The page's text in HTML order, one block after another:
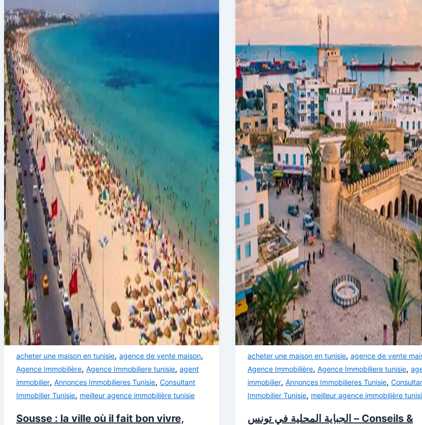
acheter une maison en tunisie, agence de vente maison,
Agence Immobilière, Agence Immobiliere tunisie, agent
immobilier, Annonces Immobilieres Tunisie, Consultant
Immobilier Tunisie, meilleur agence immobilière tunisie
Sousse : la ville où il fait bon vivre,
acheter une maison en tunisie, agence de vente
Agence Immobilière, Agence Immobiliere tunisie,
immobilier, Annonces Immobilieres Tunisie,
Immobilier Tunisie, meilleur agence immobilière
الجباية المحلية في تونس – Conseils &